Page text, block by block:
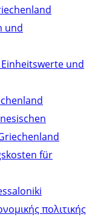
und
und
für
πολιτικής